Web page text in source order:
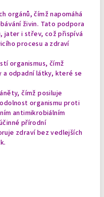
orgánů, čímž napomáhá
živin. Tato podpora
jater i střev, což přispívá
procesu a zdraví
organismus, čímž
odpadní látky, které se
čímž posiluje
organismu proti
antimikrobiálním
přírodní
zdraví bez vedlejších